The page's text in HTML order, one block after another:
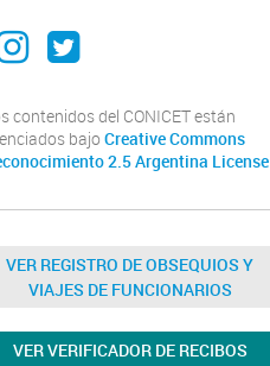
institucional
Twitter Institucional
contenidos del CONICET están
bajo Creative Commons
2.5 Argentina License
VER REGISTRO DE OBSEQUIOS Y
VIAJES DE FUNCIONARIOS
VER VERIFICADOR DE RECIBOS